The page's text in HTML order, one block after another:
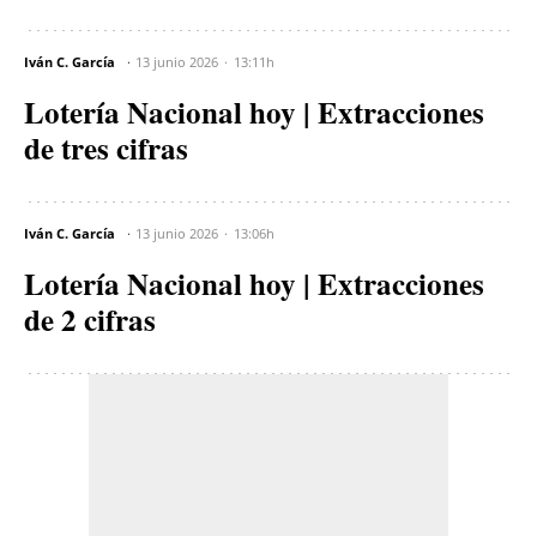
Iván C. García 13 junio 2026 13:11h
Lotería Nacional hoy | Extracciones
de tres cifras
Iván C. García 13 junio 2026 13:06h
Lotería Nacional hoy | Extracciones
de 2 cifras